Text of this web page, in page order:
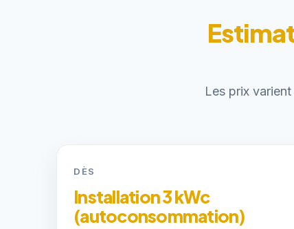
Les prix
DÈS
Installation 3 kWc
(autoconsommation)